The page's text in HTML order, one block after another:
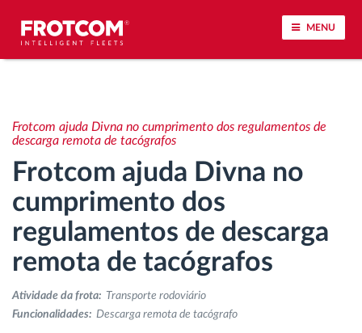
MENU
Análise do estilo de condução
Monitorização dos tempos de condução
Gestão de tarefas
Descarga remota de tacógrafo
Frotcom ajuda Divna no cumprimento dos regulamentos de
descarga remota de tacógrafos
Frotcom ajuda Divna no
cumprimento dos
regulamentos de descarga
remota de tacógrafos
Atividade da frota: Transporte rodoviário
Funcionalidades: Descarga remota de tacógrafo